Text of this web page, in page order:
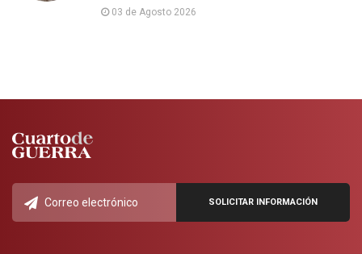
03 de Agosto 2026